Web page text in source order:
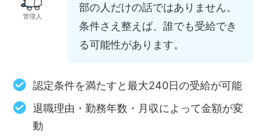
管理人
部の人だけの話ではありません。
条件さえ整えば、誰でも受給でき
る可能性があります。
認定条件を満たすと最大240日の受給が可能
退職理由・勤務年数・月収によって金額が変
動